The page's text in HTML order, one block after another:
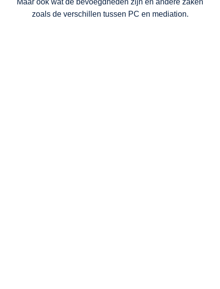
Maar ook wat de bevoegdheden zijn en andere zaken
zoals de verschillen tussen PC en mediation.